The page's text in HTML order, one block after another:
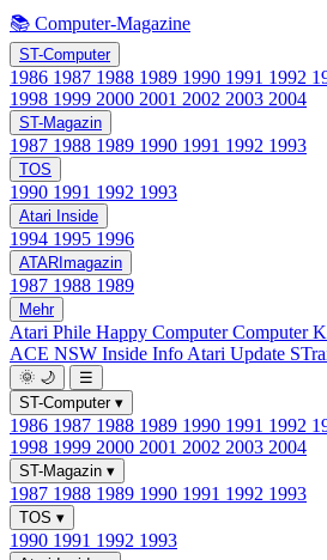
📚 Computer-Magazine
ST-Computer
1986 1987 1988 1989 1990 1991 1992
1998 1999 2000 2001 2002 2003 2004
ST-Magazin
1987 1988 1989 1990 1991 1992 1993
TOS
1990 1991 1992 1993
Atari Inside
1994 1995 1996
ATARImagazin
1987 1988 1989
Mehr
Atari Phile Happy ComputerComputer
ACE NSW Inside Info Atari Update
🌞 🌙
☰
ST-Computer ▾
1986 1987 1988 1989 1990 1991 1992
1998 1999 2000 2001 2002 2003 2004
ST-Magazin ▾
1987 1988 1989 1990 1991 1992 1993
TOS ▾
1990 1991 1992 1993